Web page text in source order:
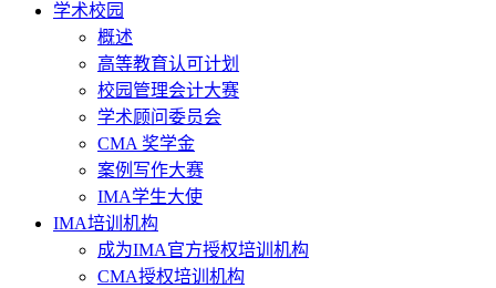
学术校园
概述
高等教育认可计划
校园管理会计大赛
学术顾问委员会
CMA 奖学金
案例写作大赛
IMA学生大使
IMA培训机构
成为IMA官方授权培训机构
CMA授权培训机构